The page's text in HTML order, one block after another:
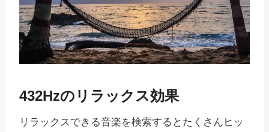
432Hzのリラックス効果
リラックスできる音楽を検索するとたくさんヒッ